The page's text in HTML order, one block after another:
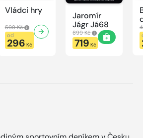
Vládci hry
599 Kč
od
296 Kč
Jaromír
Jágr Já68
899 Kč
719 Kč